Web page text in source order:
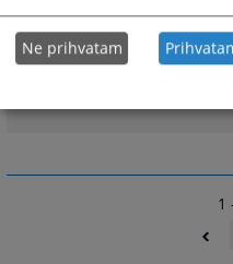
saradnika
Otvoreni konkursi za
1
Ne prihvatam